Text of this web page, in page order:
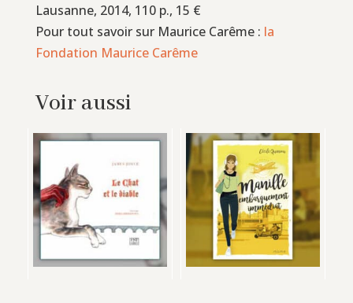
Lausanne, 2014, 110 p., 15 €
Pour tout savoir sur Maurice Carême : la
Fondation Maurice Carême
Voir aussi